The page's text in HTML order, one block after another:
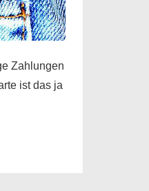
Zahlungen
ist das ja